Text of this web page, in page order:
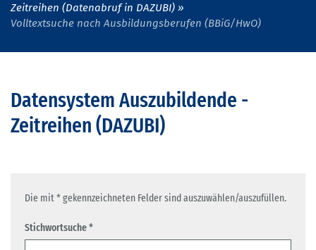
Zeitreihen (Datenabruf in DAZUBI)
Volltextsuche nach Ausbildungsberufen (BBiG/HwO)
Datensystem Auszubildende -
Zeitreihen (DAZUBI)
Die mit * gekennzeichneten Felder sind auszuwählen/auszufüllen.
Stichwortsuche *